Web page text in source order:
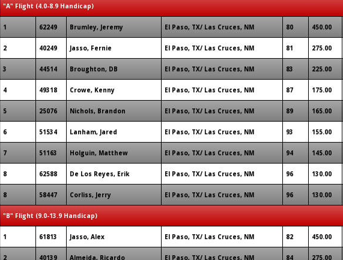
"A" Flight (4.0-8.9 Handicap)
1 62249 Brumley, Jeremy El Paso, TX/ Las Cruces, NM 80 450.00
2 40249 Jasso, Fernie El Paso, TX/ Las Cruces, NM 81 275.00
3 44514 Broughton, DB El Paso, TX/ Las Cruces, NM 83 225.00
4 49318 Crowe, Kenny El Paso, TX/ Las Cruces, NM 87 175.00
5 25076 Nichols, Brandon El Paso, TX/ Las Cruces, NM 89 165.00
6 51534 Lanham, Jared El Paso, TX/ Las Cruces, NM 93 155.00
7 51163 Holguin, Matthew El Paso, TX/ Las Cruces, NM 94 145.00
8 62588 De Los Reyes, Erik El Paso, TX/ Las Cruces, NM 96 130.00
8 58447 Corliss, Jerry El Paso, TX/ Las Cruces, NM 96 130.00
"B" Flight (9.0-13.9 Handicap)
1 61813 Jasso, Alex El Paso, TX/ Las Cruces, NM 82 450.00
2 40139 Almeida, Ricardo El Paso, TX/ Las Cruces, NM 84 275.00